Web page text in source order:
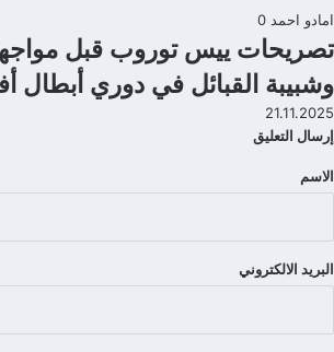
امادو احمد 0
تصريحات ييس توروب قبل
وشبيبة القبائل في دوري أبطال
21.11.2025
إرسال التعليق
تعليقات
الاسم
البريد الالكتروني